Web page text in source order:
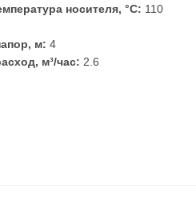
носителя, °С: 110
м: 4
м³/час: 2.6